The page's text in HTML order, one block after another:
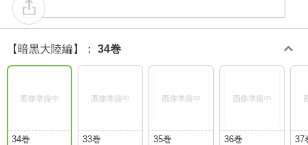
【暗黒大陸編】 ： 34巻
34巻 33巻 35巻 36巻 37